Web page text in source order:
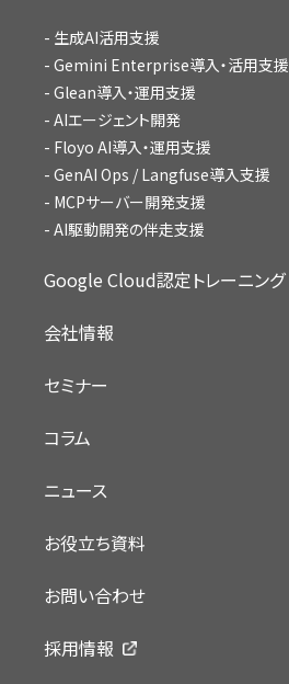
生成AI活用支援
Gemini Enterprise導入・活用支援
Glean導入・運用支援
AIエージェント開発
Floyo AI導入・運用支援
GenAI Ops / Langfuse導入支援
MCPサーバー開発支援
AI駆動開発の伴走支援
Google Cloud認定トレーニング
会社情報
セミナー
コラム
ニュース
お役立ち資料
お問い合わせ
採用情報